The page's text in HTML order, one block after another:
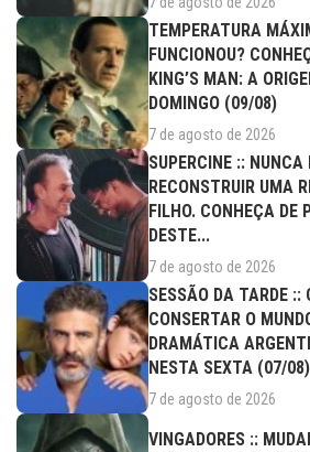
TEMPERATURA
FUNCIONOU?
KING’S MAN: A
DOMINGO (09/08)
7 de agosto de 2026
SUPERCINE :: NUNCA
RECONSTRUIR UMA
FILHO. CONHEÇA DE
DESTE...
7 de agosto de 2026
SESSÃO DA TARDE ::
CONSERTAR O
DRAMÁTICA
NESTA SEXTA (07/08)
7 de agosto de 2026
VINGADORES ::